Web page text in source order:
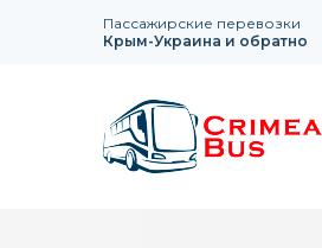
Пассажирские перевозки
Крым-Украина и обратно